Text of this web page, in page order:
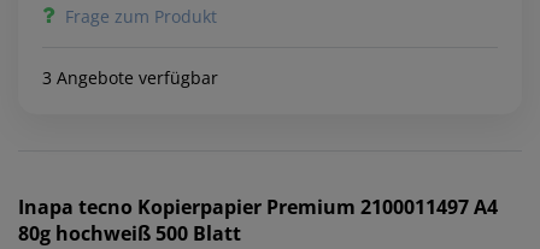
Frage zum Produkt
3 Angebote verfügbar
Inapa tecno Kopierpapier Premium 2100011497 A4
80g hochweiß 500 Blatt